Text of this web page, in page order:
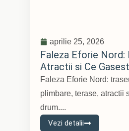
aprilie 25, 2026
Faleza Eforie Nord:
Atractii si Ce
Faleza Eforie Nord:
plimbare, terase, atractii
drum....
Vezi detalii